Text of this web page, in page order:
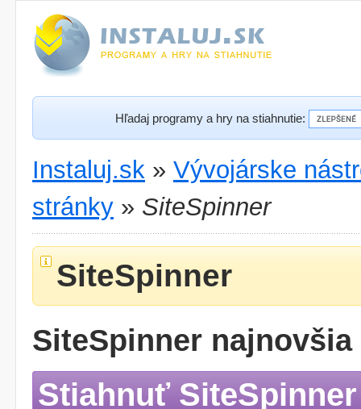
Hľadaj programy a hry na stiahnutie:
Instaluj.sk » Vývojárske
stránky » SiteSpinner
SiteSpinner
SiteSpinner najnovšia
Stiahnuť SiteSpinner